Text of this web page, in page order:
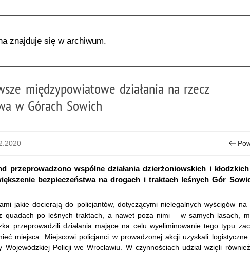
znajduje się w archiwum.
międzypowiatowe działania na rzecz
w Górach Sowich
przeprowadzono wspólne działania dzierżoniowskich i
bezpieczeństwa na drogach i traktach leśnych Gór
jakie docierają do policjantów, dotyczącymi nielegalnych wyścigów
quadach po leśnych traktach, a nawet poza nimi – w samych lasach,
przeprowadzili działania mające na celu wyeliminowanie tego typu
miejsca. Miejscowi policjanci w prowadzonej akcji uzyskali
Wojewódzkiej Policji we Wrocławiu. W czynnościach udział wzięli